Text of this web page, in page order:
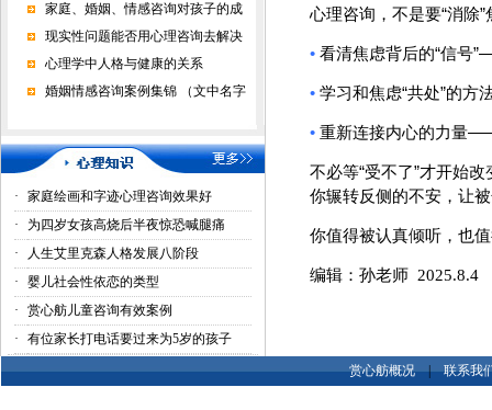
家庭、婚姻、情感咨询对孩子的成
现实性问题能否用心理咨询去解决
心理学中人格与健康的关系
婚姻情感咨询案例集锦 （文中名字
·
家庭绘画和字迹心理咨询效果好
·
为四岁女孩高烧后半夜惊恐喊腿痛
·
人生艾里克森人格发展八阶段
·
婴儿社会性依恋的类型
·
赏心舫儿童咨询有效案例
·
有位家长打电话要过来为5岁的孩子
心理咨询，不是要“消除”
• 看清焦虑背后的“信号
• 学习和焦虑“共处”的方
• 重新连接内心的力量
不必等“受不了”才开始改
你辗转反侧的不安，让
你值得被认真倾听，也
编辑：孙老师 2025.8.4
赏心舫概况|联系我